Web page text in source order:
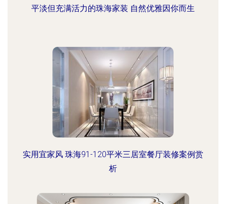
平淡但充满活力的珠海家装 自然优雅因你而生
实用宜家风 珠海91-120平米三居室餐厅装修案例赏
析